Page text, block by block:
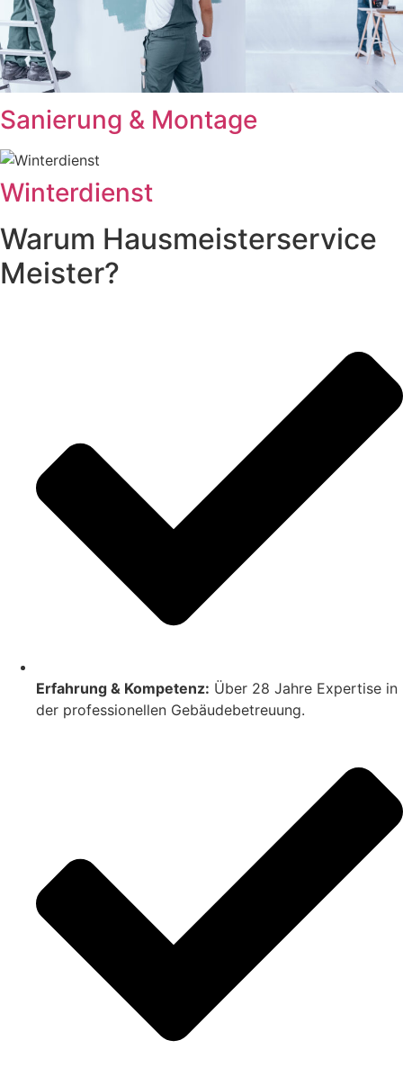
Sanierung & Montage
Winterdienst
Warum Hausmeisterservice
Meister?
Erfahrung & Kompetenz: Über 28 Jahre Expertise in
der professionellen Gebäudebetreuung.